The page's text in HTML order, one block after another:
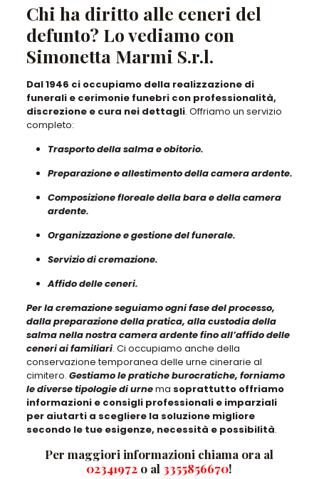
Chi ha diritto alle ceneri del
defunto? Lo vediamo con
Simonetta Marmi S.r.l.
Dal 1946 ci occupiamo della realizzazione di
funerali e cerimonie funebri con professionalità,
discrezione e cura nei dettagli. Offriamo un servizio
completo:
Trasporto della salma e obitorio.
Preparazione e allestimento della camera ardente.
Composizione floreale della bara e della camera
ardente.
Organizzazione e gestione del funerale.
Servizio di cremazione.
Affido delle ceneri.
Per la cremazione seguiamo ogni fase del processo,
dalla preparazione della pratica, alla custodia della
salma nella nostra camera ardente fino all’affido delle
ceneri ai familiari. Ci occupiamo anche della
conservazione temporanea delle urne cinerarie al
cimitero. Gestiamo le pratiche burocratiche, forniamo
le diverse tipologie di urnema soprattutto offriamo
informazioni e consigli professionali e imparziali
per aiutarti a scegliere la soluzione migliore
secondo le tue esigenze, necessità e possibilità.
Per maggiori informazioni chiama ora al
02341972 o al 3355856670!